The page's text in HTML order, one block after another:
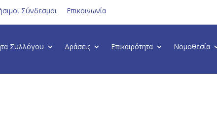
Σύνδεσμοι Επικοινωνία
Συλλόγου Δράσεις Επικαιρότητα Νομοθεσία